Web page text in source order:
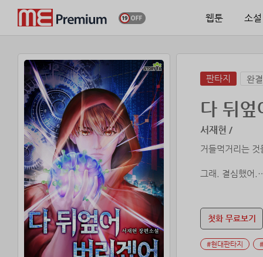
웹툰 소설
판타지 완결
다 뒤엎
서재현 /
거들먹거리는
그래. 결심했어.
사람도, 사랑도,
후회로 점철된
첫화 무료보기
#현대판타지